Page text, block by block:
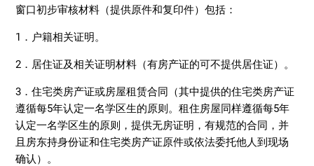
窗口初步审核材料（提供原件和复印件）包括：
1．户籍相关证明。
2．居住证及相关证明材料（有房产证的可不提供居住证）。
3．住宅类房产证或房屋租赁合同（其中提供的住宅类房产证
遵循每5年认定一名学区生的原则。租住房屋同样遵循每5年
认定一名学区生的原则，提供无房证明，有规范的合同，并
且房东持身份证和住宅类房产证原件或依法委托他人到现场
确认）。